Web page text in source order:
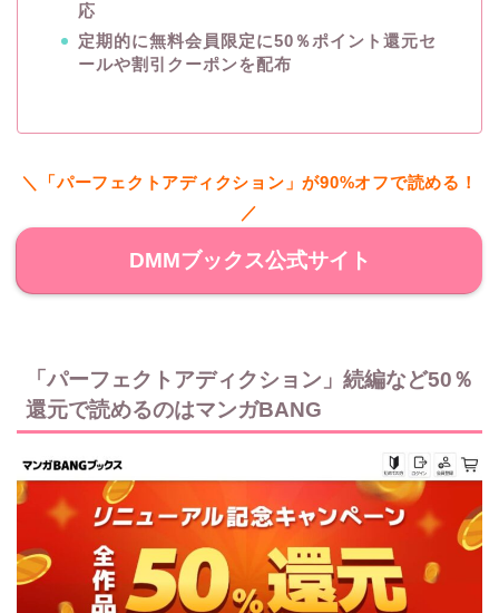
応
定期的に無料会員限定に50％ポイント還元セ
ールや割引クーポンを配布
＼「パーフェクトアディクション」が90%オフで読める！
／
DMMブックス公式サイト
「パーフェクトアディクション」続編など50％
還元で読めるのはマンガBANG